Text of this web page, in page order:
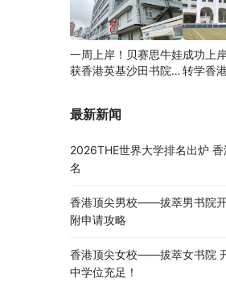
一周上岸！贝赛思牛娃
获香港英基沙田书院录
成功上
转学香
最新新闻
2026THE世界大学排名出炉
名
香港顶尖男校——拔萃男书院
附申请攻略
香港顶尖女校——拔萃女书院
中学位充足！